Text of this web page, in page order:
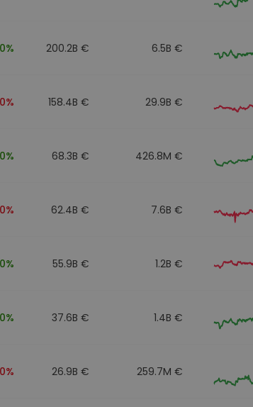
200.2B € 6.5B €
158.4B € 29.9B €
68.3B € 426.8M €
62.4B € 7.6B €
55.9B € 1.2B €
37.6B € 1.4B €
26.9B € 259.7M €